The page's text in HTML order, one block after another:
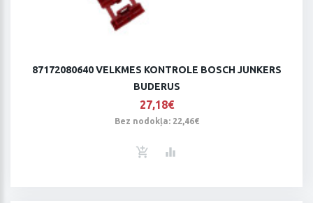
87172080640 VELKMES KONTROLE BOSCH JUNKERS
BUDERUS
27,18€
Bez nodokļa: 22,46€